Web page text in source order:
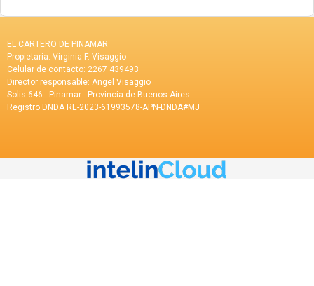
EL CARTERO DE PINAMAR
Propietaria: Virginia F. Visaggio
Celular de contacto: 2267 439493
Director responsable: Angel Visaggio
Solis 646 - Pinamar - Provincia de Buenos Aires
Registro DNDA RE-2023-61993578-APN-DNDA#MJ